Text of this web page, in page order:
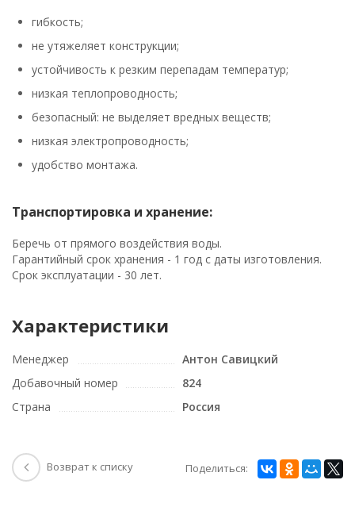
гибкость;
не утяжеляет конструкции;
устойчивость к резким перепадам температур;
низкая теплопроводность;
безопасный: не выделяет вредных веществ;
низкая электропроводность;
удобство монтажа.
Транспортировка и хранение:
Беречь от прямого воздействия воды.
Гарантийный срок хранения - 1 год с даты изготовления.
Срок эксплуатации - 30 лет.
Характеристики
Менеджер
Антон Савицкий
Добавочный номер
824
Страна
Россия
Возврат к списку Поделиться: